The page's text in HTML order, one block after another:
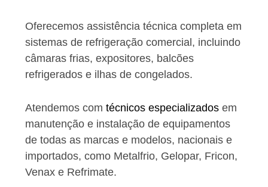
Oferecemos assistência técnica completa em
sistemas de refrigeração comercial, incluindo
câmaras frias, expositores, balcões
refrigerados e ilhas de congelados.
Atendemos comtécnicos especializados em
manutenção e instalação de equipamentos
de todas as marcas e modelos, nacionais e
importados, como Metalfrio, Gelopar, Fricon,
Venax e Refrimate.